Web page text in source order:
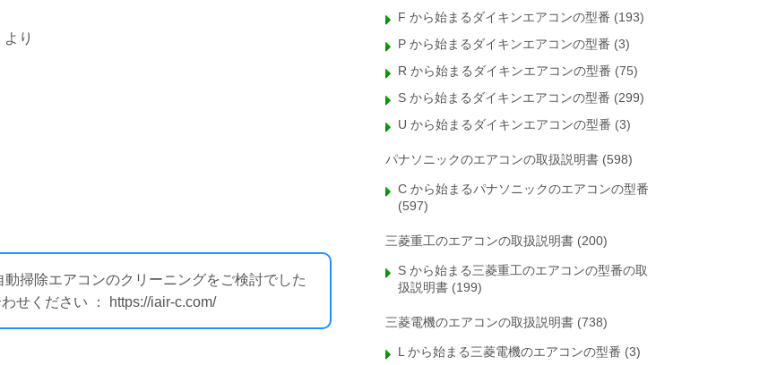
り
掃除エアコンのクリーニングをご検討でした
せください ： https://iair-c.com/
F から始まるダイキンエアコンの型番 (193)
P から始まるダイキンエアコンの型番 (3)
R から始まるダイキンエアコンの型番 (75)
S から始まるダイキンエアコンの型番 (299)
U から始まるダイキンエアコンの型番 (3)
パナソニックのエアコンの取扱説明書 (598)
C から始まるパナソニックのエアコンの型番
(597)
三菱重工のエアコンの取扱説明書 (200)
S から始まる三菱重工のエアコンの型番の取
扱説明書 (199)
三菱電機のエアコンの取扱説明書 (738)
L から始まる三菱電機のエアコンの型番 (3)